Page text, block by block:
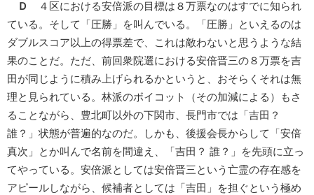
Ｄ
４区における安倍派の目標は８万票なのはすでに知られ
ている。そして「圧勝」を叫んでいる。「圧勝」といえるのは
ダブルスコア以上の得票差で、これは敵わないと思うような結
果のことだ。ただ、前回衆院選における安倍晋三の８万票を吉
田が同じように積み上げられるかというと、おそらくそれは無
理と見られている。林派のボイコット（その加減による）もさ
ることながら、豊北町以外の下関市、長門市では「吉田？
誰？」状態が普遍的なのだ。しかも、後援会長からして「安倍
真次」とか叫んで名前を間違え、「吉田？ 誰？」を先頭に立っ
てやっている。安倍派としては安倍晋三という亡霊の存在感を
アピールしながら、候補者としては「吉田」を担ぐという極め